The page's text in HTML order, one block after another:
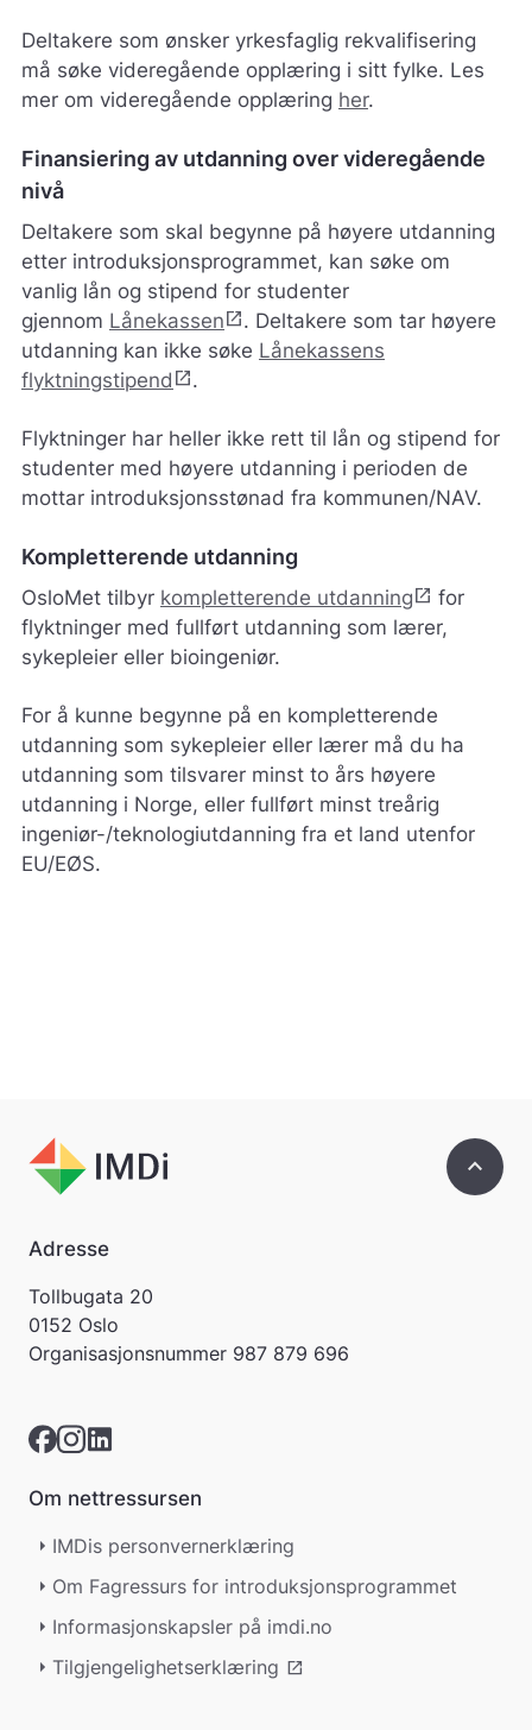
Deltakere som ønsker yrkesfaglig rekvalifisering
må søke videregående opplæring i sitt fylke. Les
mer om videregående opplæring her.
Finansiering av utdanning over videregående
nivå
Deltakere som skal begynne på høyere utdanning
etter introduksjonsprogrammet, kan søke om
vanlig lån og stipend for studenter
gjennom Lånekassenopen_in_new. Deltakere som tar høyere
utdanning kan ikke søke Lånekassens
flyktningstipend open_in_new.
Flyktninger har heller ikke rett til lån og stipend for
studenter med høyere utdanning i perioden de
mottar introduksjonsstønad fra kommunen/NAV.
Kompletterende utdanning
OsloMet tilbyr kompletterende utdanningopen_in_new for
flyktninger med fullført utdanning som lærer,
sykepleier eller bioingeniør.
For å kunne begynne på en kompletterende
utdanning som sykepleier eller lærer må du ha
utdanning som tilsvarer minst to års høyere
utdanning i Norge, eller fullført minst treårig
ingeniør-/teknologiutdanning fra et land utenfor
EU/EØS.
keyboard_arrow_up
Adresse
Tollbugata 20
0152 Oslo
Organisasjonsnummer 987 879 696
Om nettressursen
IMDis personvernerklæring
Om Fagressurs for introduksjonsprogrammet
Informasjonskapsler på imdi.no
Tilgjengelighetserklæring open_in_new